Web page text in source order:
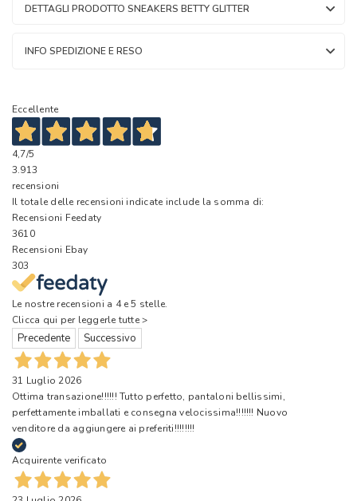
DETTAGLI PRODOTTO SNEAKERS BETTY GLITTER
INFO SPEDIZIONE E RESO
Eccellente
4,7/5
3.913
recensioni
Il totale delle recensioni indicate include la somma di:
Recensioni Feedaty
3610
Recensioni Ebay
303
Le nostre recensioni a 4 e 5 stelle.
Clicca qui per leggerle tutte >
Precedente Successivo
31 Luglio 2026
Ottima transazione!!!!!! Tutto perfetto, pantaloni bellissimi,
perfettamente imballati e consegna velocissima!!!!!!! Nuovo
venditore da aggiungere ai preferiti!!!!!!!!
Acquirente verificato